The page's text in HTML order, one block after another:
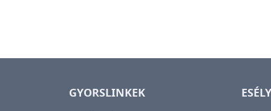
GYORSLINKEK